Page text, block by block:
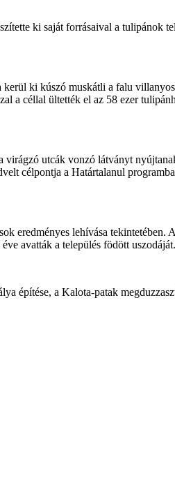
ki saját forrásaival a tulipánok
ki kúszó muskátli a falu
a céllal ültették el az 58 ezer
utcák vonzó látványt
célpontja a Határtalanul
eredményes lehívása tekintetében.
avatták a település födött uszodáját.
a Kalota-patak